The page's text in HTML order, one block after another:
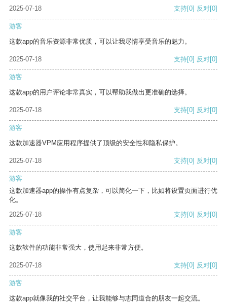
2025-07-18 支持[0] 反对[0]
游客
这款app的音乐资源非常优质，可以让我尽情享受音乐的魅力。
2025-07-18 支持[0] 反对[0]
游客
这款app的用户评论非常真实，可以帮助我做出更准确的选择。
2025-07-18 支持[0] 反对[0]
游客
这款加速器VPM应用程序提供了顶级的安全性和隐私保护。
2025-07-18 支持[0] 反对[0]
游客
这款加速器app的操作有点复杂，可以简化一下，比如将设置页面进行优
化。
2025-07-18
支持[0] 反对[0]
游客
这款软件的功能非常强大，使用起来非常方便。
2025-07-18 支持[0] 反对[0]
游客
这款app就像我的社交平台，让我能够与志同道合的朋友一起交流。